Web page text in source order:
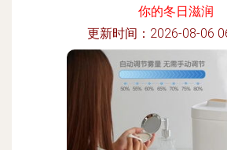
你的冬日滋润
更新时间：2026-08-06